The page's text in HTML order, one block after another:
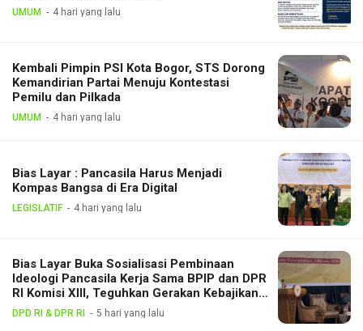
UMUM 4 hari yang lalu
Kembali Pimpin PSI Kota Bogor, STS Dorong
Kemandirian Partai Menuju Kontestasi
Pemilu dan Pilkada
UMUM 4 hari yang lalu
Bias Layar : Pancasila Harus Menjadi
Kompas Bangsa di Era Digital
LEGISLATIF 4 hari yang lalu
Bias Layar Buka Sosialisasi Pembinaan
Ideologi Pancasila Kerja Sama BPIP dan DPR
RI Komisi XIII, Teguhkan Gerakan Kebajikan
Pancasila di Tengah Masyarakat
DPD RI & DPR RI 5 hari yang lalu